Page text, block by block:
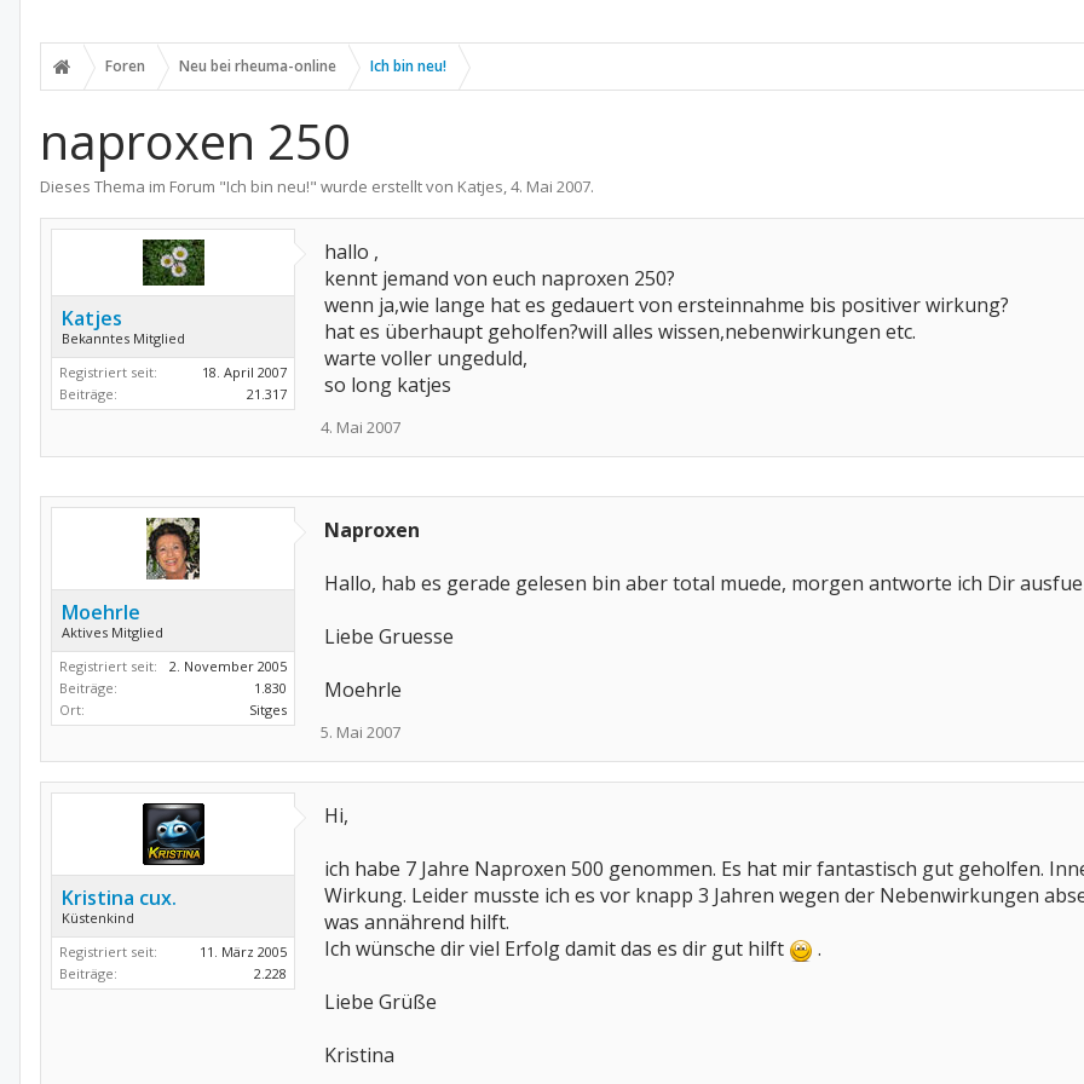
Foren Neu bei rheuma-online Ich bin neu!
naproxen 250
Dieses Thema im Forum "Ich bin neu!" wurde erstellt von Katjes,4. Mai 2007.
Katjes
Bekanntes Mitglied
Registriert seit:
18. April 2007
Beiträge:
21.317
hallo ,
kennt jemand von euch naproxen 250?
wenn ja,wie lange hat es gedauert von ersteinnahme bis positiver wirkung?
hat es überhaupt geholfen?will alles wissen,nebenwirkungen etc.
warte voller ungeduld,
so long katjes
4. Mai 2007
Moehrle
Aktives Mitglied
Registriert seit:
2. November 2005
Beiträge:
1.830
Ort:
Sitges
Naproxen
Hallo, hab es gerade gelesen bin aber total muede, morgen antworte ich Dir
Liebe Gruesse
Moehrle
5. Mai 2007
Kristina cux.
Küstenkind
Registriert seit:
11. März 2005
Beiträge:
2.228
Hi,
ich habe 7 Jahre Naproxen 500 genommen. Es hat mir fantastisch gut geholfen.
Wirkung. Leider musste ich es vor knapp 3 Jahren wegen der Nebenwirkungen
was annährend hilft.
Ich wünsche dir viel Erfolg damit das es dir gut hilft
.
Liebe Grüße
Kristina